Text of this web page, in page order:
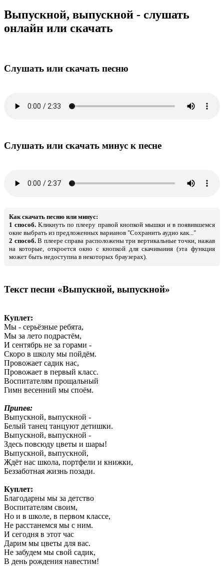
Выпускной, выпускной - слушать
онлайн или скачать
Слушать или скачать песню
Слушать или скачать минус к песне
Как скачать песню или минус:
1 способ. Кликнуть по плееру правой кнопкой мышки и в появившемся
окне выбрать из предложенных варианов "Сохранить аудио как..."
2 способ.В плеере справа расположены три вертикальные точки, нажав
на которые, откроется окно с кнопкой для скачивания (эта функция
может быть недоступна в некоторых браузерах).
Текст песни «Выпускной, выпускной»
Куплет:
Мы - серьёзные ребята,
Мы за лето подрастём,
И сентябрь не за горами -
Скоро в школу мы пойдём.
Провожает садик нас,
Провожает в первый класс.
Воспитателям прощальный
Гимн весенний мы споём.
Припев:
Выпускной, выпускной -
Белый танец танцуют детишки.
Выпускной, выпускной -
Здесь повсюду цветы и шары!
Выпускной, выпускной,
Ждёт нас школа, портфели и книжки,
Беззаботная жизнь позади.
Куплет:
Благодарны мы за детство
Воспитателям своим,
Но и в школе, в первом классе,
Не расстанемся мы с ним.
И сегодня в этот час
Дарим мы цветы для вас.
Не забудем мы свой садик,
В день рождения навестим!